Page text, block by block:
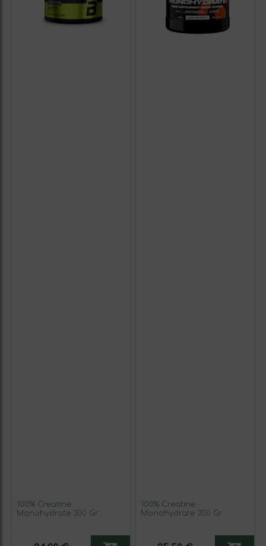
100% Creatine
Monohydrate 300 Gr
100% Creatine
Monohydrate 300 Gr